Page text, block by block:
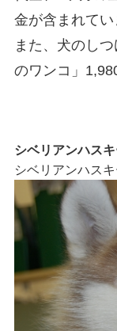
金が含まれてい
また、犬のし
のワンコ」
シベリアンハス
シベリアンハス